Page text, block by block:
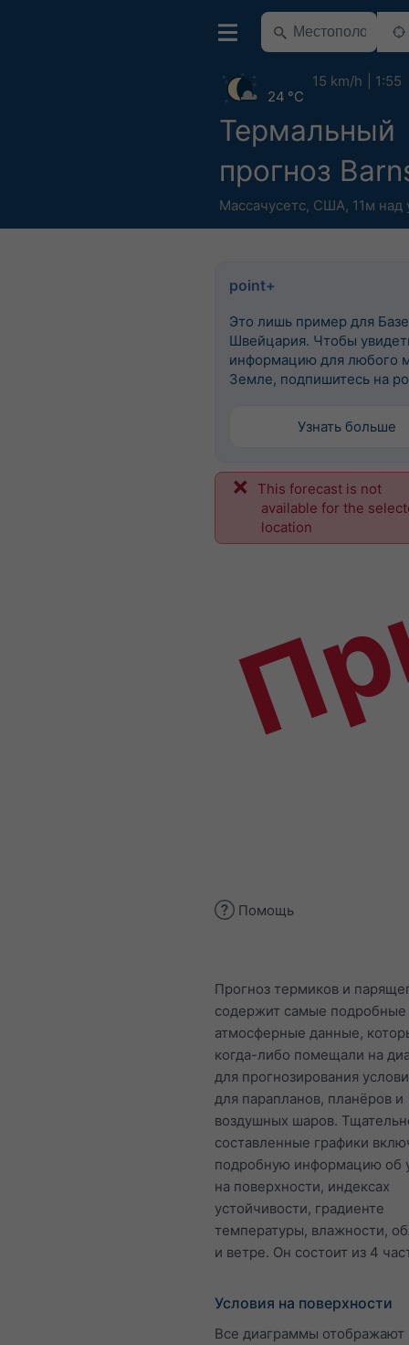
Термальный
прогноз
Массачусетс, США, 11м
24 °C
15 km/h 1:55
point+
Это лишь пример для
Швейцария. Чтобы
информацию для любого
Земле, подпишитесь на
Узнать больше
This forecast is not
available for the
location
Помощь
Прогноз термиков и
содержит самые подробные
атмосферные данные,
когда-либо помещали на
для прогнозирования
для парапланов, планёров и
воздушных шаров.
составленные графики
подробную информацию об
на поверхности, индексах
устойчивости, градиенте
температуры, влажности,
и ветре. Он состоит из 4
Условия на поверхности
Все диаграммы отображают